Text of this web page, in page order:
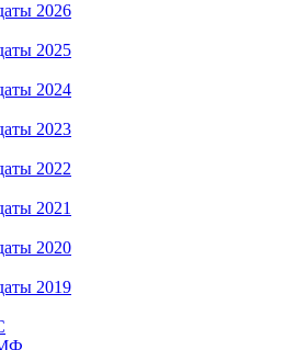
2026
2025
2024
2023
2022
2021
2020
2019